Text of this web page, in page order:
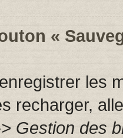
«
les
recharger,
Gestion des